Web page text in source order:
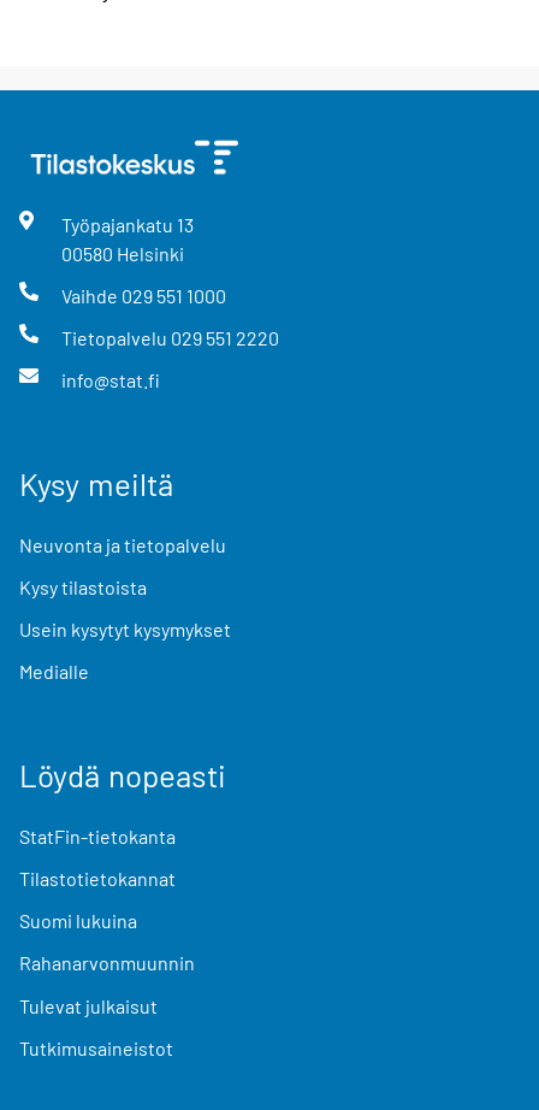
Työpajankatu 13
00580 Helsinki
Vaihde 029 551 1000
Tietopalvelu 029 551 2220
info@stat.fi
Kysy meiltä
Neuvonta ja tietopalvelu
Kysy tilastoista
Usein kysytyt kysymykset
Medialle
Löydä nopeasti
StatFin-tietokanta
Tilastotietokannat
Suomi lukuina
Rahanarvonmuunnin
Tulevat julkaisut
Tutkimusaineistot